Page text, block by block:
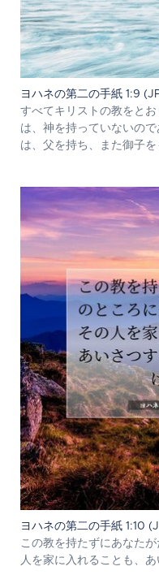
ヨハネの第二の手紙 1:9
すべてキリストの教をと
は、神を持っていないの
は、父を持ち、また御子を
ヨハネの第二の手紙 1:10
この教を持たずにあなた
人を家に入れることも、